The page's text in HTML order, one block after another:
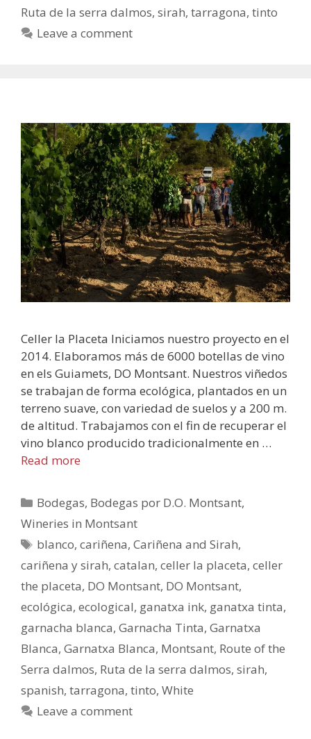
Ruta de la serra dalmos, sirah, tarragona, tinto
Leave a comment
Celler la Placeta Iniciamos nuestro proyecto en el
2014. Elaboramos más de 6000 botellas de vino
en els Guiamets, DO Montsant. Nuestros viñedos
se trabajan de forma ecológica, plantados en un
terreno suave, con variedad de suelos y a 200 m.
de altitud. Trabajamos con el fin de recuperar el
vino blanco producido tradicionalmente en …
Read more
Bodegas, Bodegas por D.O. Montsant,
Wineries in Montsant
blanco,cariñena,Cariñena and Sirah,
cariñena y sirah, catalan, celler la placeta, celler
the placeta, DO Montsant, DO Montsant,
ecológica, ecological, ganatxa ink, ganatxa tinta,
garnacha blanca, Garnacha Tinta, Garnatxa
Blanca, Garnatxa Blanca, Montsant, Route of the
Serra dalmos, Ruta de la serra dalmos, sirah,
spanish, tarragona, tinto, White
Leave a comment